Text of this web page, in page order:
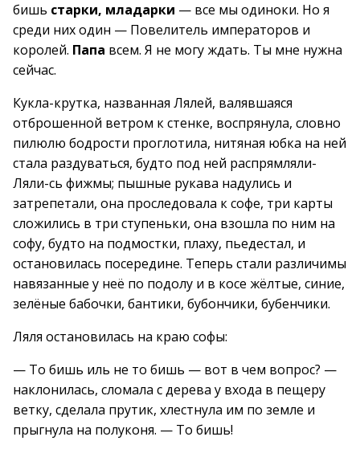
бишь старки, младарки — все мы одиноки. Но я
среди них один — Повелитель императоров и
королей. Папа всем. Я не могу ждать. Ты мне нужна
сейчас.
Кукла-крутка, названная Лялей, валявшаяся
отброшенной ветром к стенке, воспрянула, словно
пилюлю бодрости проглотила, нитяная юбка на ней
стала раздуваться, будто под ней распрямляли-
Ляли-сь фижмы; пышные рукава надулись и
затрепетали, она проследовала к софе, три карты
сложились в три ступеньки, она взошла по ним на
софу, будто на подмостки, плаху, пьедестал, и
остановилась посередине. Теперь стали различимы
навязанные у неё по подолу и в косе жёлтые, синие,
зелёные бабочки, бантики, бубончики, бубенчики.
Ляля остановилась на краю софы:
— То бишь иль не то бишь — вот в чем вопрос? —
наклонилась, сломала с дерева у входа в пещеру
ветку, сделала прутик, хлестнула им по земле и
прыгнула на полуконя. — То бишь!